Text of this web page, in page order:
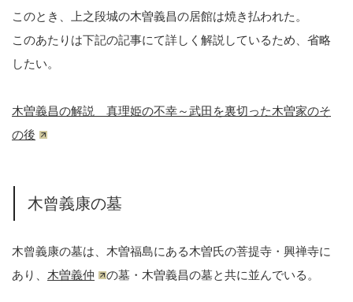
このとき、上之段城の木曽義昌の居館は焼き払われた。
このあたりは下記の記事にて詳しく解説しているため、省略
したい。
木曽義昌の解説 真理姫の不幸～武田を裏切った木曽家のそ
の後
木曾義康の墓
木曾義康の墓は、木曽福島にある木曽氏の菩提寺・興禅寺に
あり、 木曽義仲 の墓・木曽義昌の墓と共に並んでいる。